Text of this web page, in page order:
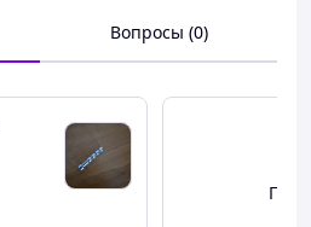
Вопросы (0)